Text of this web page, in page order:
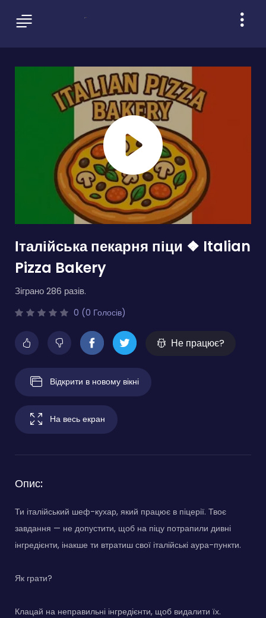
Італійська пекарня піци ❖ Italian
Pizza Bakery
Зіграно 286 разів.
0 (0 Голосів)
Не працює?
Відкрити в новому вікні
На весь екран
Опис:
Ти італійський шеф-кухар, який працює в піцерії. Твоє
завдання — не допустити, щоб на піцу потрапили дивні
інгредієнти, інакше ти втратиш свої італійські аура-пункти.
Як грати?
Клацай на неправильні інгредієнти, щоб видалити їх.